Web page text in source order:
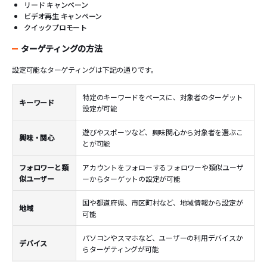
リード キャンペーン
ビデオ再生 キャンペーン
クイックプロモート
ターゲティングの方法
設定可能なターゲティングは下記の通りです。
キーワード
特定のキーワードをベースに、対象者のターゲット
設定が可能
興味・関心
遊びやスポーツなど、興味関心から対象者を選ぶこ
とが可能
フォロワーと類
似ユーザー
アカウントをフォローするフォロワーや類似ユーザ
ーからターゲットの設定が可能
地域
国や都道府県、市区町村など、地域情報から設定が
可能
デバイス
パソコンやスマホなど、ユーザーの利用デバイスか
らターゲティングが可能